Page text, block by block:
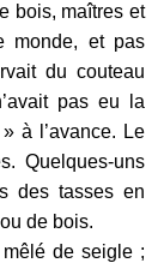
bois, maîtres et
monde, et pas
du couteau
pas eu la
» à l’avance. Le
Quelques-uns
des tasses en
de bois.
de seigle ;